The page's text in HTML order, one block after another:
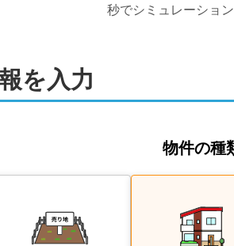
秒でシミュレーション
を入力
物件の種